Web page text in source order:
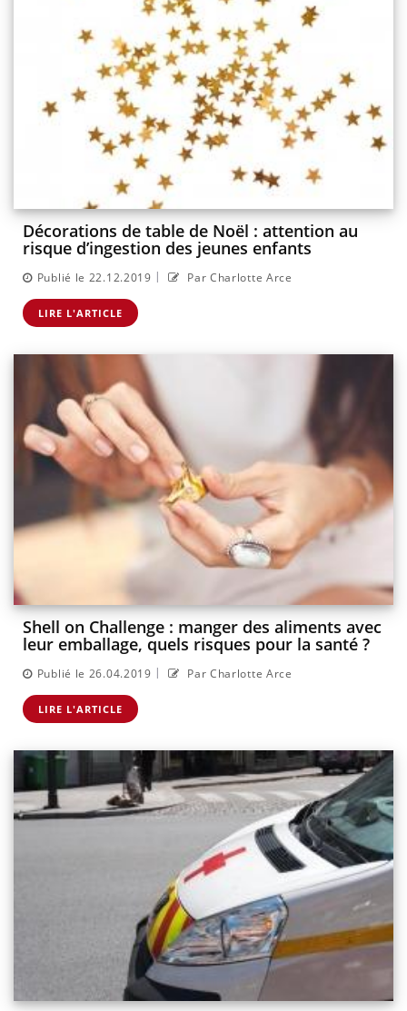
Décorations de table de Noël : attention au
risque d’ingestion des jeunes enfants
Publié le 22.12.2019 | Par Charlotte Arce
LIRE L'ARTICLE
Shell on Challenge : manger des aliments avec
leur emballage, quels risques pour la santé ?
Publié le 26.04.2019 | Par Charlotte Arce
LIRE L'ARTICLE